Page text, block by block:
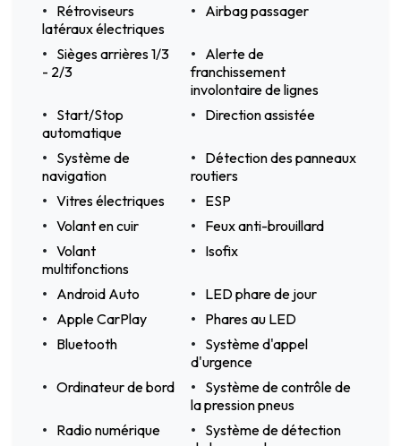
Rétroviseurs
latéraux électriques
Airbag passager
Sièges arrières 1/3
- 2/3
Alerte de
franchissement
involontaire de lignes
Start/Stop
automatique
Direction assistée
Système de
navigation
Détection des panneaux
routiers
Vitres électriques
ESP
Volant en cuir
Feux anti-brouillard
Volant
multifonctions
Isofix
Android Auto
LED phare de jour
Apple CarPlay
Phares au LED
Bluetooth
Système d'appel
d'urgence
Ordinateur de bord
Système de contrôle de
la pression pneus
Radio numérique
Système de détection